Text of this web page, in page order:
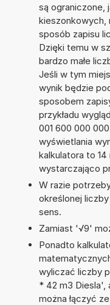
są ograniczone,
kieszonkowych,
sposób zapisu
Dzięki temu w
bardzo małe
Jeśli w tym
wynik będzie
sposobem
przykładu
001 600 000
wyświetlania
kalkulatora to
wystarczająco
W razie
określonej
sens.
Zamiast '√9'
Ponadto
wyliczać liczby
* 42 m3 Diesla',
można łączyć